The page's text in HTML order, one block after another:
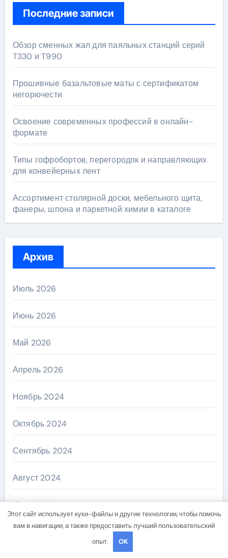
Последние записи
Обзор сменных жал для паяльных станций серий
T330 и T990
Прошивные базальтовые маты с сертификатом
негорючести
Освоение современных профессий в онлайн-
формате
Типы гофробортов, перегородок и направляющих
для конвейерных лент
Ассортимент столярной доски, мебельного щита,
фанеры, шпона и паркетной химии в каталоге
Архив
Июль 2026
Июнь 2026
Май 2026
Апрель 2026
Ноябрь 2024
Октябрь 2024
Сентябрь 2024
Август 2024
Июль 2024
Июнь 2024
Этот сайт использует куки-файлы и другие технологии, чтобы помочь
вам в навигации, а также предоставить лучший пользовательский
опыт.
OK